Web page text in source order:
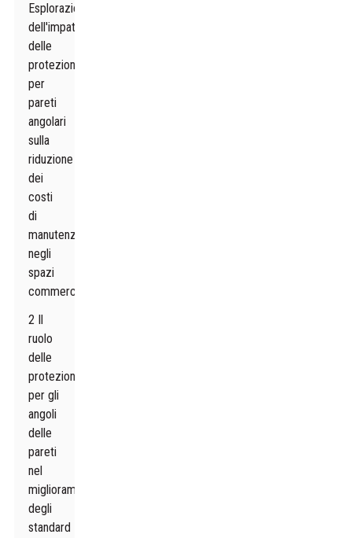
Esplorazione
dell'impatto
delle
protezioni
per
pareti
angolari
sulla
riduzione
dei
costi
di
manutenzione
negli
spazi
commerciali
2 Il
ruolo
delle
protezioni
per gli
angoli
delle
pareti
nel
miglioramento
degli
standard